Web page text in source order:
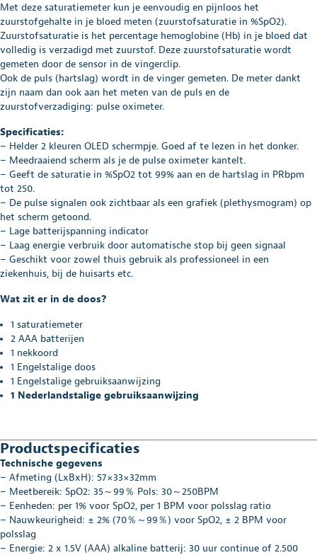
Met deze saturatiemeter kun je eenvoudig en pijnloos het
zuurstofgehalte in je bloed meten (zuurstofsaturatie in %SpO2).
Zuurstofsaturatie is het percentage hemoglobine (Hb) in je bloed dat
volledig is verzadigd met zuurstof. Deze zuurstofsaturatie wordt
gemeten door de sensor in de vingerclip.
Ook de puls (hartslag) wordt in de vinger gemeten. De meter dankt
zijn naam dan ook aan het meten van de puls en de
zuurstofverzadiging: pulse oximeter.
Specificaties:
– Helder 2 kleuren OLED schermpje. Goed af te lezen in het donker.
– Meedraaiend scherm als je de pulse oximeter kantelt.
– Geeft de saturatie in %SpO2 tot 99% aan en de hartslag in PRbpm
tot 250.
– De pulse signalen ook zichtbaar als een grafiek (plethysmogram) op
het scherm getoond.
– Lage batterijspanning indicator
– Laag energie verbruik door automatische stop bij geen signaal
– Geschikt voor zowel thuis gebruik als professioneel in een
ziekenhuis, bij de huisarts etc.
Wat zit er in de doos?
1 saturatiemeter
2 AAA batterijen
1 nekkoord
1 Engelstalige doos
1 Engelstalige gebruiksaanwijzing
1 Nederlandstalige gebruiksaanwijzing
Productspecificaties
Technische gegevens
– Afmeting (LxBxH): 57×33×32mm
– Meetbereik: SpO2: 35～99％ Pols: 30～250BPM
– Eenheden: per 1% voor SpO2, per 1 BPM voor polsslag ratio
– Nauwkeurigheid: ± 2% (70％～99％) voor SpO2, ± 2 BPM voor
polsslag
– Energie: 2 x 1.5V (AAA) alkaline batterij: 30 uur continue of 2.500